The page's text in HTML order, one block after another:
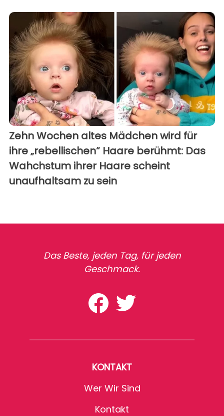
Zehn Wochen altes Mädchen wird für
ihre „rebellischen“ Haare berühmt: Das
Wahchstum ihrer Haare scheint
unaufhaltsam zu sein
Das Beste, jeden Tag, für jeden
Geschmack.
KONTAKT
Wer Wir Sind
Kontakt